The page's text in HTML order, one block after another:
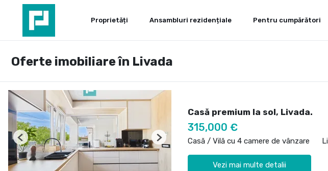
Proprietăți Ansambluri rezidențiale Pentru cumpărători
Oferte imobiliare în Livada
Previous Next
Casă premium la sol, Livada.
315,000 €
Casă / Vilă cu 4 camere de vânzare
Vezi mai multe detalii